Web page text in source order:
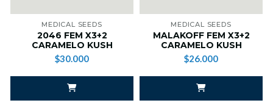
MEDICAL SEEDS
2046 FEM X3+2
CARAMELO KUSH
$30.000
MEDICAL SEEDS
MALAKOFF FEM X3+2
CARAMELO KUSH
$26.000